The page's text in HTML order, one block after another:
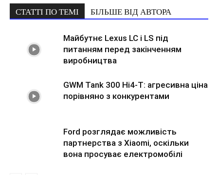
СТАТТІ ПО ТЕМІ БІЛЬШЕ ВІД АВТОРА
Майбутнє Lexus LC і LS під
питанням перед закінченням
виробництва
GWM Tank 300 Hi4-T: агресивна ціна
порівняно з конкурентами
Ford розглядає можливість
партнерства з Xiaomi, оскільки
вона просуває електромобілі